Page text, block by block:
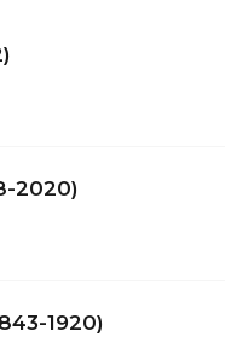
2020)
1920)